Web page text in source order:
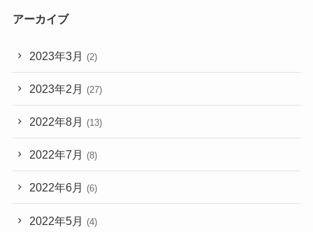
アーカイブ
2023年3月 (2)
2023年2月 (27)
2022年8月 (13)
2022年7月 (8)
2022年6月 (6)
2022年5月 (4)